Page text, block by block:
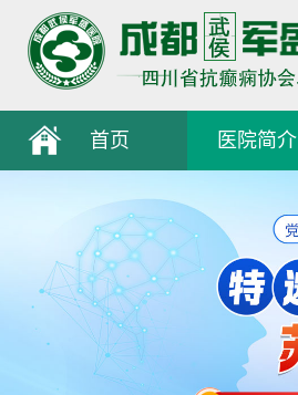
首页 医院简介